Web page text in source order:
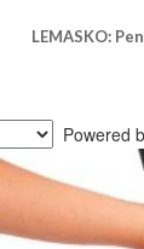
LEMASKO:
Powered